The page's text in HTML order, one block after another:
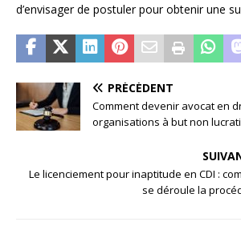
d’envisager de postuler pour obtenir une
PRÉCÉDENT
Comment devenir avocat en
organisations à but non
Le licenciement pour inaptitude en CDI :
se déroule la